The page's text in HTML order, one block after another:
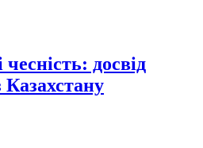
досвід
Казахстану